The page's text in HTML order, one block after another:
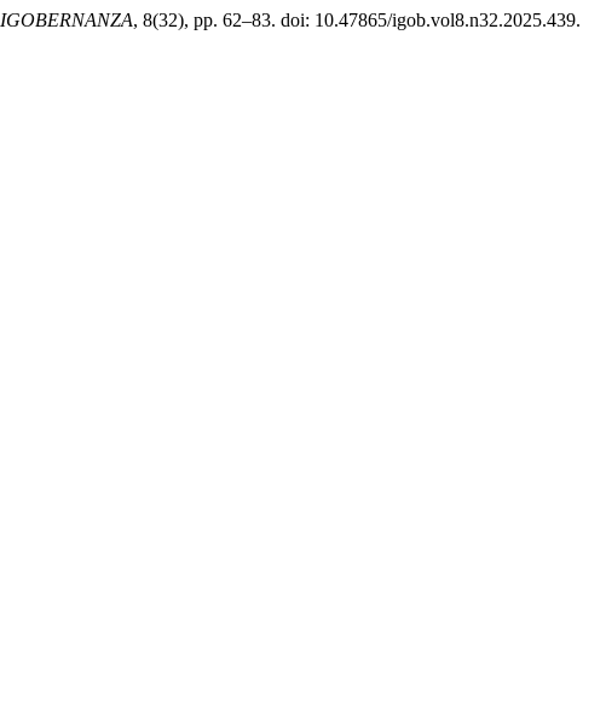
IGOBERNANZA, 8(32), pp. 62–83. doi: 10.47865/igob.vol8.n32.2025.439.